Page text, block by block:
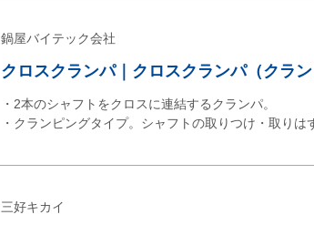
鍋屋バイテック会社
クロスクランパ｜クロスクランパ（クラ
・2本のシャフトをクロスに連結するクランパ。
・クランピングタイプ。シャフトの取りつけ・取りは
三好キカイ